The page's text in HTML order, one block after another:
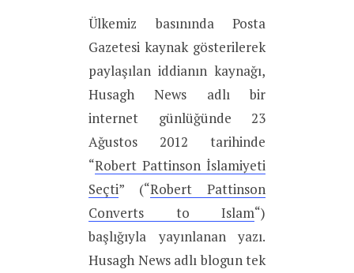
Ülkemiz basınında Posta
Gazetesi kaynak gösterilerek
paylaşılan iddianın kaynağı,
Husagh News adlı bir
internet günlüğünde 23
Ağustos 2012 tarihinde
“Robert Pattinson İslamiyeti
Seçti” (“Robert Pattinson
Converts to Islam“)
başlığıyla yayınlanan yazı.
Husagh News adlı blogun tek